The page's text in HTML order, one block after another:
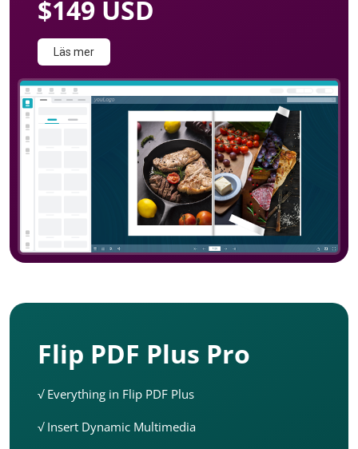
$149 USD
Läs mer
Flip PDF Plus Pro
√ Everything in Flip PDF Plus
√ Insert Dynamic Multimedia